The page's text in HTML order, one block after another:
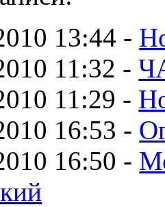
13:44 -
11:32 -
11:29 -
16:53 -
16:50 -